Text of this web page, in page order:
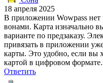
18 апреля 2025
В приложении Wowpass
вонами. Карта изначально
варианте по предзаказу.
привязать в приложении
карты. Это удобно, если вы
картой в цифровом формате.
Ответить